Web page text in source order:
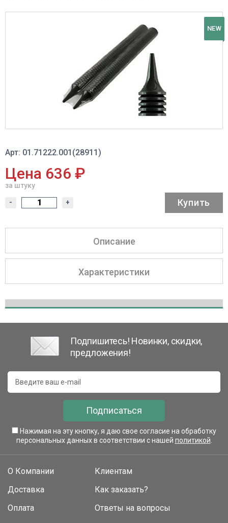
NEW
Арт: 01.71222.001(28911)
Цена 636 ₽
за штуку
- + Купить
Описание
Характеристики
Подпишитесь! Новинки, скидки,
предложения!
Подписаться
Нажимая на эту кнопку, я даю свое согласие на обработку
персональных данных в соответствии с нашей политикой
О Компании
Доставка
Оплата
Клиентам
Как заказать?
Ответы на вопросы